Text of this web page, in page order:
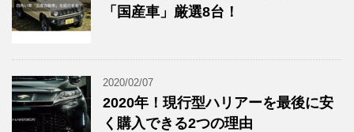
「国産車」厳選8台！
2020/02/07
2020年！現行型ハリアーを最後に安
く購入できる2つの理由